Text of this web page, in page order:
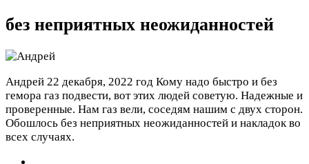
без неприятных неожиданностей
Андрей 22 декабря, 2022 год Кому надо быстро и без
гемора газ подвести, вот этих людей советую. Надежные и
проверенные. Нам газ вели, соседям нашим с двух сторон.
Обошлось без неприятных неожиданностей и накладок во
всех случаях.